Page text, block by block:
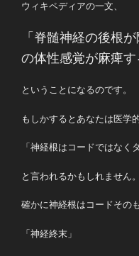
ウィキペディアの一文、
「脊髄神経の後根
の体性感覚が麻痺す
ということになるのです。
もしかするとあなたは医学
「神経根はコードではなく
と言われるかもしれません。
確かに神経根はコードその
「神経終末」